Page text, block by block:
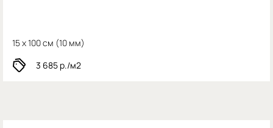
15 x 100 см (10 мм)
3 685 р./м2